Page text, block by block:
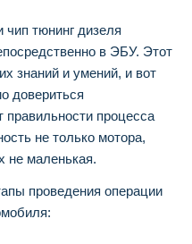
тюнинг дизеля
в ЭБУ. Этот
знаний и умений, и вот
довериться
правильности процесса
не только мотора,
не маленькая.
проведения операции